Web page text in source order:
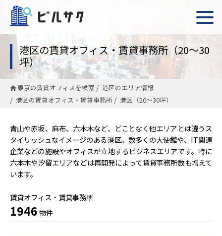
港区の賃貸オフィス・賃貸事務所（20〜30
坪）
東京の賃貸オフィスを検索
港区のエリア情報
港区の賃貸オフィス・賃貸事務所
港区（20〜30坪）
青山や赤坂、麻布、六本木など、どことなく他エリアとは違うス
タイリッシュなイメージのある港区。数多くの大使館や、IT関連
企業などの施設やオフィスが立地するビジネスエリアです。特に
六本木や汐留エリアなどは再開発によって賃貸事務所数も増えて
います。
賃貸オフィス・賃貸事務所
1946物件